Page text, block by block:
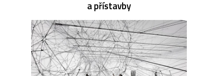
a přístavby